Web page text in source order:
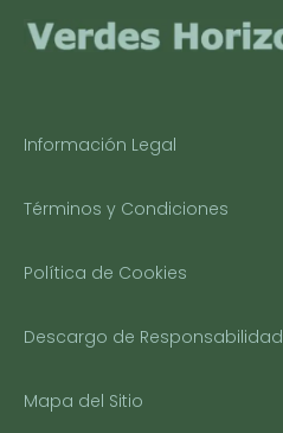
Información Legal
Términos y Condiciones
Política de Cookies
Descargo de Responsabilidad
Mapa del Sitio